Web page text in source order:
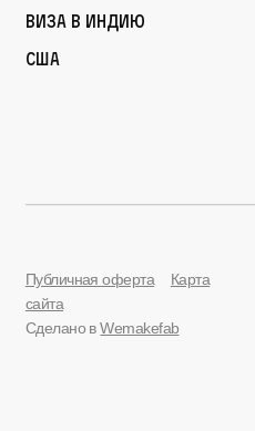
Виза в Индию
США
Публичная оферта
Карта
сайта
Сделано вWemakefab